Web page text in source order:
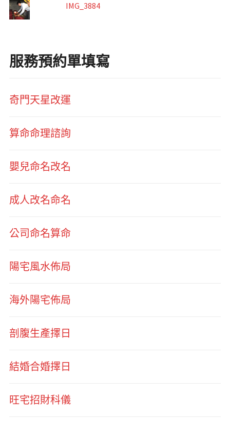
IMG_3884
服務預約單填寫
奇門天星改運
算命命理諮詢
嬰兒命名改名
成人改名命名
公司命名算命
陽宅風水佈局
海外陽宅佈局
剖腹生產擇日
結婚合婚擇日
旺宅招財科儀